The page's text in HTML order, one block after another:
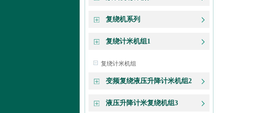
复绕机系列
复绕计米机组1
复绕计米机组
变频复绕液压升降计米机组2
液压升降计米复绕机组3